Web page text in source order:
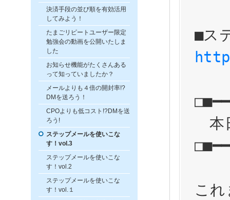
決済手段の並び順を有効活用
してみよう！
たまごリピートユーザー限定
勉強会の動画を公開いたしま
した
お知らせ機能がたくさんある
って知っていましたか？
メールよりも４倍の開封率!?
DMを送ろう！
CPOよりも低コスト!?DMを送
ろう!
ステップメールを使いこな
す！vol.3
ステップメールを使いこな
す！vol.2
ステップメールを使いこな
す！vol.１
本
こ